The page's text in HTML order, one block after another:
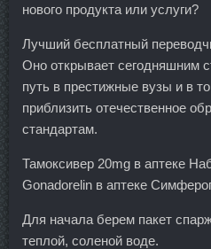
нового продукта или услуги?
Лучший бесплатный
Оно открывает сегодняшним
путь в престижные вузы и в
приблизить отечественное
стандартам.
Тамоксивер 20mg в аптеке
Gonadorelin в аптеке
Для начала берем пакет
теплой, соленой воде.